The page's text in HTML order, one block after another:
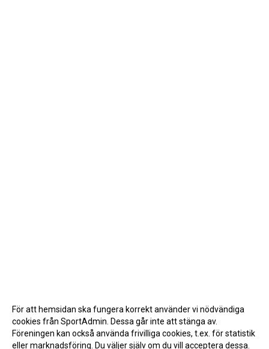
För att hemsidan ska fungera korrekt använder vi nödvändiga
cookies från SportAdmin. Dessa går inte att stänga av.
Föreningen kan också använda frivilliga cookies, t.ex. för statistik
eller marknadsföring. Du väljer själv om du vill acceptera dessa.